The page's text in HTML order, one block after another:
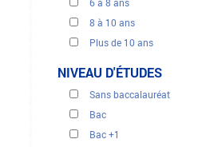
8 à 10 ans
Plus de 10 ans
NIVEAU D'ÉTUDES
Sans baccalauréat
Bac
Bac +1